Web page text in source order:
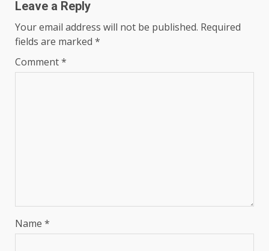
Leave a Reply
Your email address will not be published. Required
fields are marked *
Comment*
Name *